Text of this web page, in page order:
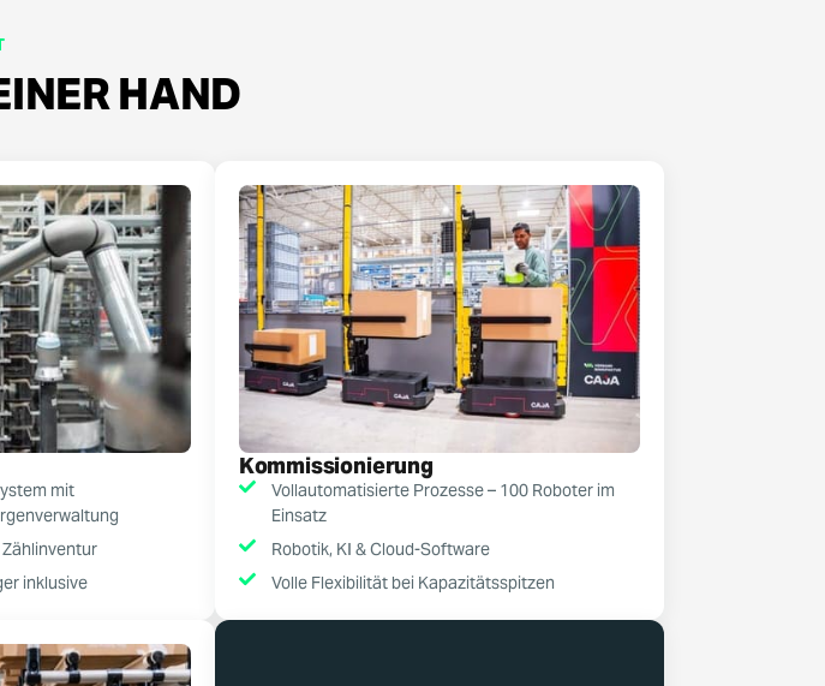
HAND
mit
inklusive
Kommissionierung
Vollautomatisierte Prozesse – 100 Roboter im
Einsatz
Robotik, KI & Cloud-Software
Volle Flexibilität bei Kapazitätsspitzen